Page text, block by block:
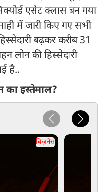
एसेट क्लास बन गया
में जारी किए गए सभी
बढ़कर करीब 31
लोन की हिस्सेदारी
है..
का इस्तेमाल?
बिज़नेस